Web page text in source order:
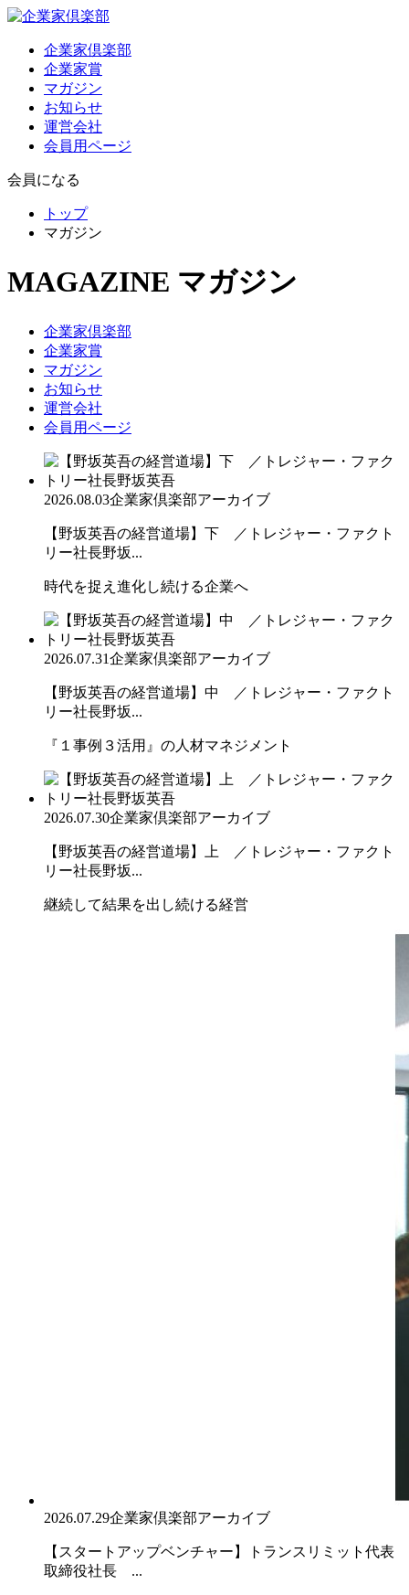
企業家倶楽部
企業家賞
マガジン
お知らせ
運営会社
会員用ページ
会員になる
トップ
マガジン
MAGAZINE マガジン
企業家倶楽部
企業家賞
マガジン
お知らせ
運営会社
会員用ページ
2026.08.03企業家倶楽部アーカイブ
【野坂英吾の経営道場】下 ／トレジャー・ファクト
リー社長野坂...
時代を捉え進化し続ける企業へ
2026.07.31企業家倶楽部アーカイブ
【野坂英吾の経営道場】中 ／トレジャー・ファクト
リー社長野坂...
『１事例３活用』の人材マネジメント
2026.07.30企業家倶楽部アーカイブ
【野坂英吾の経営道場】上 ／トレジャー・ファクト
リー社長野坂...
継続して結果を出し続ける経営
2026.07.29企業家倶楽部アーカイブ
【スタートアップベンチャー】トランスリミット代表
取締役社長 ...